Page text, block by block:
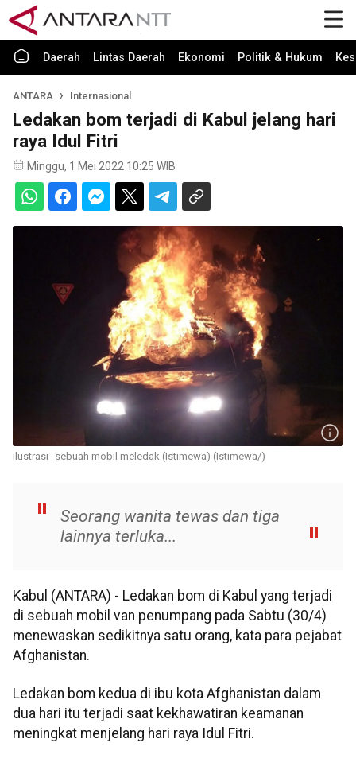
Daerah Lintas Daerah Ekonomi Politik & Hukum
ANTARA Internasional
Ledakan bom terjadi di Kabul jelang hari
raya Idul Fitri
Minggu, 1 Mei 2022 10:25 WIB
Ilustrasi--sebuah mobil meledak (Istimewa) (Istimewa/)
Seorang wanita tewas dan tiga
lainnya terluka...
Kabul (ANTARA) - Ledakan bom di Kabul yang terjadi
di sebuah mobil van penumpang pada Sabtu (30/4)
menewaskan sedikitnya satu orang, kata para pejabat
Afghanistan.
Ledakan bom kedua di ibu kota Afghanistan dalam
dua hari itu terjadi saat kekhawatiran keamanan
meningkat menjelang hari raya Idul Fitri.